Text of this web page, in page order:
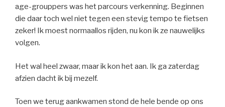
age-grouppers was het parcours verkenning. Beginnen
die daar toch wel niet tegen een stevig tempo te fietsen
zeker! Ik moest normaallos rijden, nu kon ik ze nauwelijks
volgen.
Het wal heel zwaar, maar ik kon het aan. Ik ga zaterdag
afzien dacht ik bij mezelf.
Toen we terug aankwamen stond de hele bende op ons